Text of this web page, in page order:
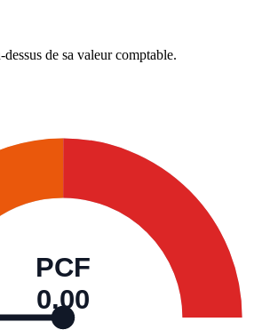
de sa valeur comptable.
PCF
0,00